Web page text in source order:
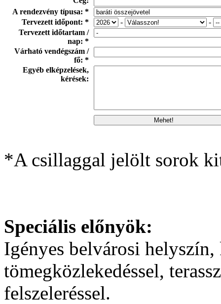
A rendezvény típusa: *
Tervezett időpont: *
-
-
Tervezett időtartam /
nap: *
Várható vendégszám /
fő: *
Egyéb elképzelések,
kérések:
*A csillaggal jelölt sorok
Speciális előnyök:
Igényes belvárosi
tömegközlekedéssel,
felszeleréssel.